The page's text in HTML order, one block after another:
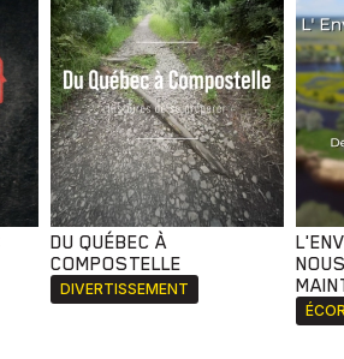
DU QUÉBEC À
COMPOSTELLE
DIVERTISSEMENT